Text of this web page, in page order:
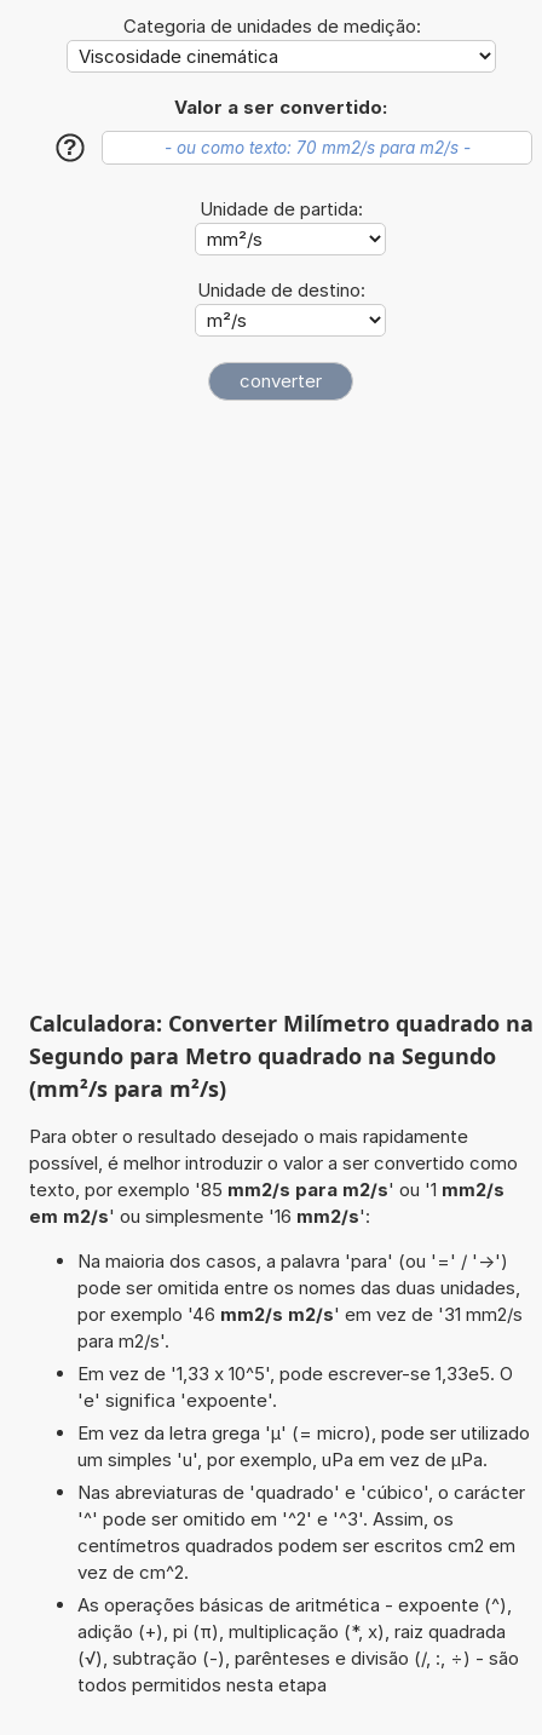
Categoria de unidades de medição:
Valor a ser convertido:
?
Unidade de partida:
Unidade de destino:
Calculadora: Converter Milímetro quadrado na
Segundo para Metro quadrado na Segundo
(mm²/s para m²/s)
Para obter o resultado desejado o mais rapidamente
possível, é melhor introduzir o valor a ser convertido como
texto, por exemplo '85 mm2/s para m2/s' ou '1 mm2/s
em m2/s' ou simplesmente '16 mm2/s':
Na maioria dos casos, a palavra 'para' (ou '=' / '->')
pode ser omitida entre os nomes das duas unidades,
por exemplo '46 mm2/s m2/s' em vez de '31 mm2/s
para m2/s'.
Em vez de '1,33 x 10^5', pode escrever-se 1,33e5. O
'e' significa 'expoente'.
Em vez da letra grega 'µ' (= micro), pode ser utilizado
um simples 'u', por exemplo, uPa em vez de µPa.
Nas abreviaturas de 'quadrado' e 'cúbico', o carácter
'^' pode ser omitido em '^2' e '^3'. Assim, os
centímetros quadrados podem ser escritos cm2 em
vez de cm^2.
As operações básicas de aritmética - expoente (^),
adição (+), pi (π), multiplicação (*, x), raiz quadrada
(√), subtração (-), parênteses e divisão (/, :, ÷) - são
todos permitidos nesta etapa